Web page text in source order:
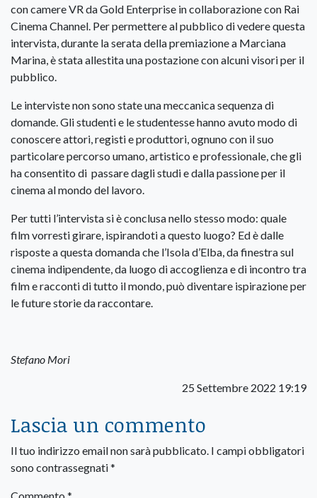
con camere VR da Gold Enterprise in collaborazione con Rai
Cinema Channel. Per permettere al pubblico di vedere questa
intervista, durante la serata della premiazione a Marciana
Marina, è stata allestita una postazione con alcuni visori per il
pubblico.
Le interviste non sono state una meccanica sequenza di
domande. Gli studenti e le studentesse hanno avuto modo di
conoscere attori, registi e produttori, ognuno con il suo
particolare percorso umano, artistico e professionale, che gli
ha consentito di passare dagli studi e dalla passione per il
cinema al mondo del lavoro.
Per tutti l’intervista si è conclusa nello stesso modo: quale
film vorresti girare, ispirandoti a questo luogo? Ed è dalle
risposte a questa domanda che l’Isola d’Elba, da finestra sul
cinema indipendente, da luogo di accoglienza e di incontro tra
film e racconti di tutto il mondo, può diventare ispirazione per
le future storie da raccontare.
Stefano Mori
25 Settembre 2022 19:19
Lascia un commento
Il tuo indirizzo email non sarà pubblicato. I campi obbligatori
sono contrassegnati*